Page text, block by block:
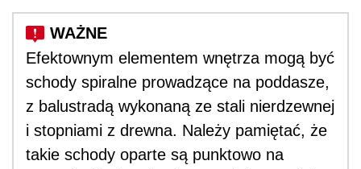
Efektownym elementem wnętrza mogą być
schody spiralne prowadzące na poddasze,
z balustradą wykonaną ze stali nierdzewnej
i stopniami z drewna. Należy pamiętać, że
takie schody oparte są punktowo na